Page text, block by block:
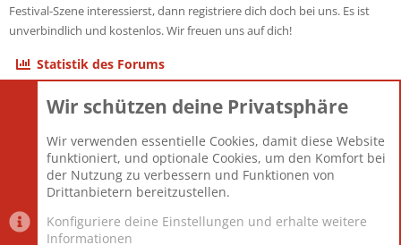
Festival-Szene interessierst, dann registriere dich doch bei uns. Es ist
unverbindlich und kostenlos. Wir freuen uns auf dich!
Statistik des Forums
Themen
Mitglieder
12.425
Neuestes Mitglied
Toddster85
Wir schützen deine Privatsphäre
Wir verwenden essentielle Cookies, damit diese Website
funktioniert, und optionale Cookies, um den Komfort bei
der Nutzung zu verbessern und Funktionen von
Drittanbietern bereitzustellen.
Konfiguriere deine Einstellungen und erhalte weitere
Informationen